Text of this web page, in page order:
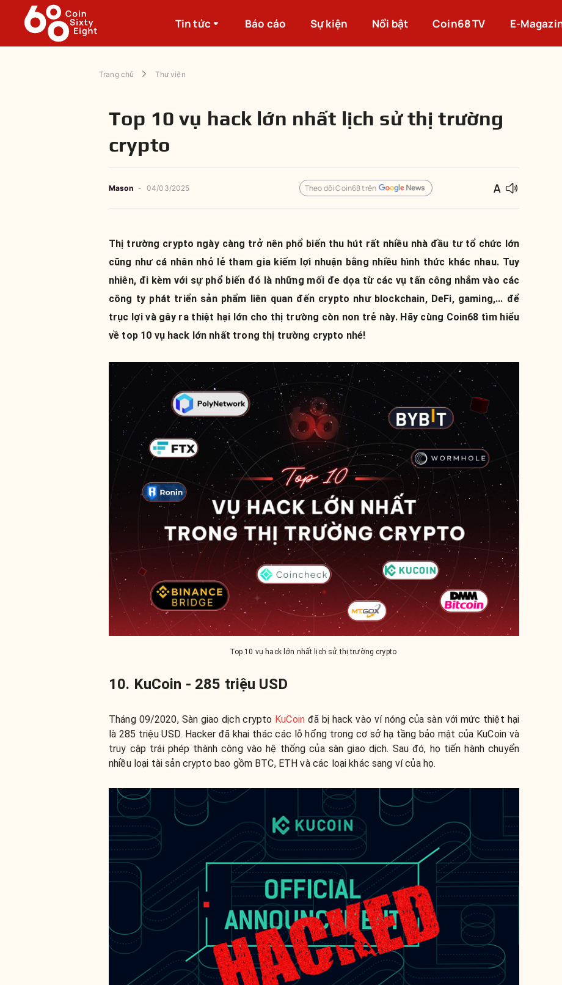
Tin tức Báo cáo Sự kiện Nổi bật Coin68 TV E-
Trang chủ Thư viện
Top 10 vụ hack lớn nhất lịch sử thị trường
crypto
Mason - 04/03/2025 Theo dõi Coin68 trên
Thị trường crypto ngày càng trở nên phổ biến thu hút rất nhiều nhà đầu tư tổ chức lớn
cũng như cá nhân nhỏ lẻ tham gia kiếm lợi nhuận bằng nhiều hình thức khác nhau. Tuy
nhiên, đi kèm với sự phổ biến đó là những mối đe dọa từ các vụ tấn công nhắm vào các
công ty phát triển sản phẩm liên quan đến crypto như blockchain, DeFi, gaming,... để
trục lợi và gây ra thiệt hại lớn cho thị trường còn non trẻ này. Hãy cùng Coin68 tìm hiểu
về top 10 vụ hack lớn nhất trong thị trường crypto nhé!
Top 10 vụ hack lớn nhất lịch sử thị trường crypto
10. KuCoin - 285 triệu USD
Tháng 09/2020, Sàn giao dịch crypto KuCoin đã bị hack vào ví nóng của sàn với mức thiệt hại
là 285 triệu USD. Hacker đã khai thác các lỗ hổng trong cơ sở hạ tầng bảo mật của KuCoin và
truy cập trái phép thành công vào hệ thống của sàn giao dịch. Sau đó, họ tiến hành chuyển
nhiều loại tài sản crypto bao gồm BTC, ETH và các loại khác sang ví của họ.